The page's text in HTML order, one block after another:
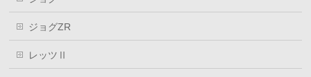
ジョグZR
レッツⅡ